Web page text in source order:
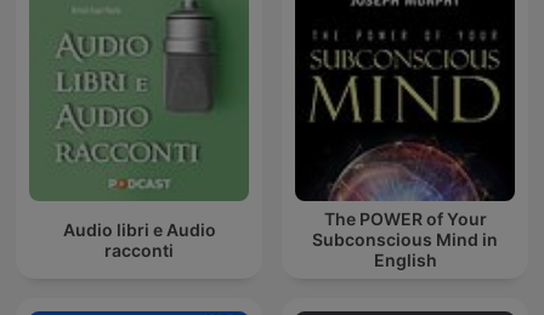
Audio libri e Audio
racconti
The POWER of Your
Subconscious Mind in
English